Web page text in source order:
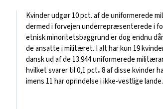
Kvinder udgør 10 pct. af de uniformerede
dermed i forvejen underrepræsenterede i
etnisk minoritetsbaggrund er dog endnu
de ansatte i militæret. I alt har kun 19
dansk ud af de 13.944 uniformerede
hvilket svarer til 0,1 pct.8 af disse kvinder
imens 11 har oprindelse i ikke-vestlige lande.